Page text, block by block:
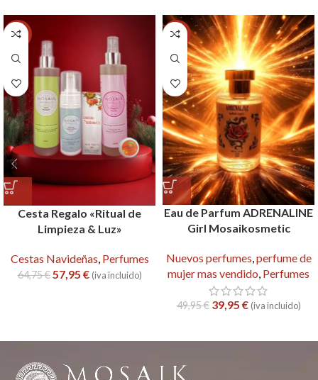
-11%
Cesta Regalo «Ritual de
Limpieza & Luz»
Cestas Navideñas, Perfumes
64,75€ 57,95 € (iva incluido)
-20%
Eau de Parfum ADRENALINE
Girl Mosaikosmetic
Nuevos perfumes perfume de
mujer mas vendido Perfumes
49,95€ 39,95 € (iva incluido)